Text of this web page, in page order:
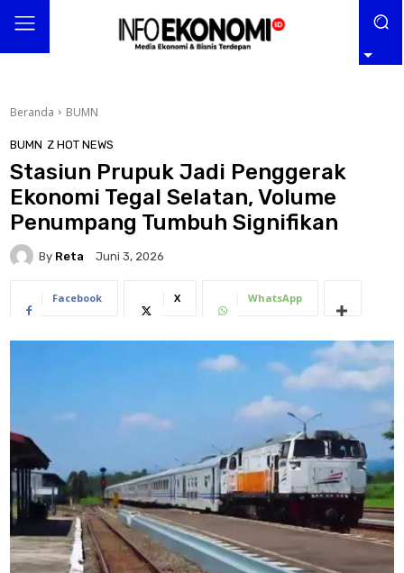
Beranda BUMN
BUMN Z HOT NEWS
Stasiun Prupuk Jadi Penggerak
Ekonomi Tegal Selatan, Volume
Penumpang Tumbuh Signifikan
By Reta Juni 3, 2026
Facebook X WhatsApp